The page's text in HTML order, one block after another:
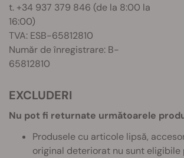
t. +34 937 379 846 (de la 8:00 la
16:00)
TVA: ESB-65812810
Număr de înregistrare: B-
65812810
EXCLUDERI
Nu pot fi returnate următoarele
Produsele cu articole lipsă,
original deteriorat nu sunt eligibile